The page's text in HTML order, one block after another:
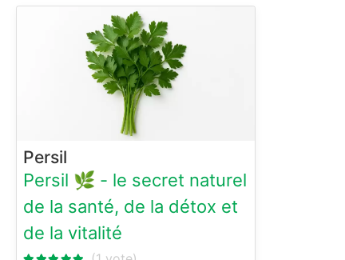
Persil
Persil 🌿 - le secret naturel
de la santé, de la détox et
de la vitalité